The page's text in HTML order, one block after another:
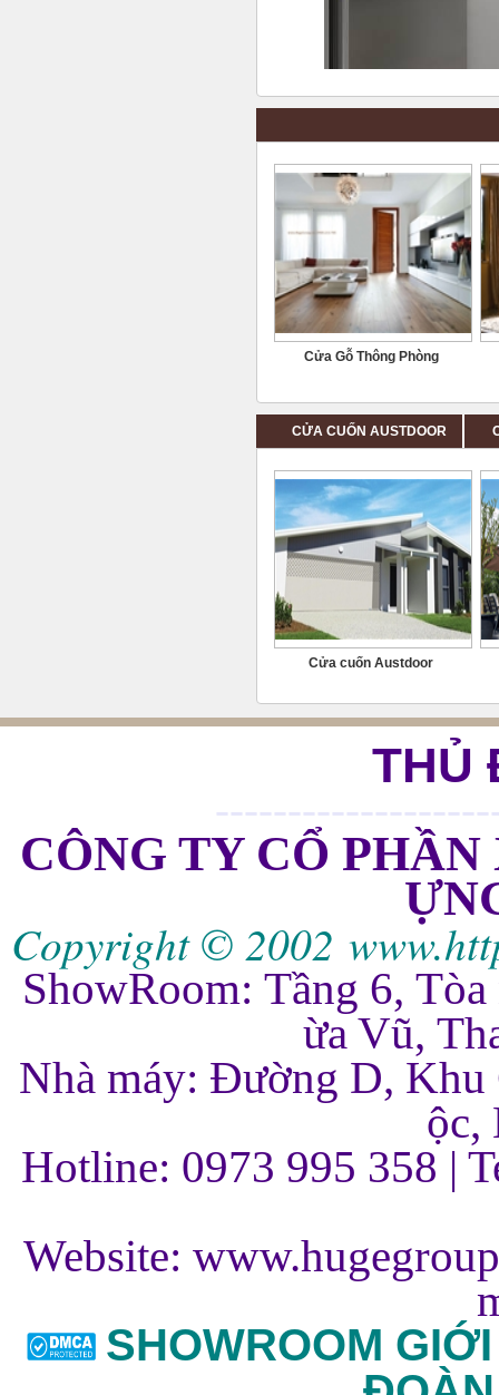
Cửa Gỗ Thông Phòng
CỬA CUỐN AUSTDOOR
Cửa cuốn Austdoor
Nhôm XINGFA | Cửa Nhôm XINGFA Nhập Khẩu 100% | XingfaGroup.vnTHỦ
CÔNG TY CỔ
Copyright © 2002
ShowRoom: Tầng 6,
ừa Vũ,
Nhà máy: Đường D, Khu
ộc,
Hotline: 0973 995 358 |
Website:
SHOWROOM